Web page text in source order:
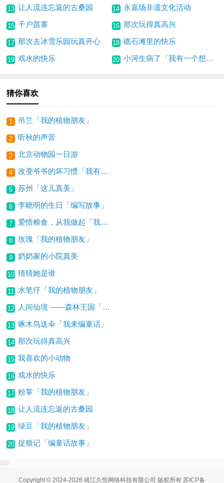
13 让人流连忘返的古桑园 14 永嘉场非遗文化活动
15 千户苗寨 16 那次玩得真高兴
17 那次去冰雪乐园玩真开心 18 礁石滩里的快乐
19 戏水的快乐 20 小河生病了「我有一个想法」
猜你喜欢
1 吊兰「我的植物朋友」
2 听秋的声音
3 北京动物园一日游
4 改变爷爷的坏习惯「我有一个想法」
5 苏州「这儿真美」
6 李晓明的生日「编写故事」
7 爱惜粮食，从我做起「我有一个想法」
8 玫瑰「我的植物朋友」
9 奶奶家的小院真美
10 猜猜她是谁
11 水笔仔「我的植物朋友」
12 人间仙境 ——森林王国「这儿真美」
13 啄木鸟送伞「我来编童话」
14 那次玩得真高兴
15 我喜欢的小动物
16 戏水的快乐
17 粉掌「我的植物朋友」
18 让人流连忘返的古桑园
19 绿豆「我的植物朋友」
20 捉狼记「编童话故事」
Copyright © 2024-2026 靖江久恒网络科技有限公司 版权所有 苏ICP备